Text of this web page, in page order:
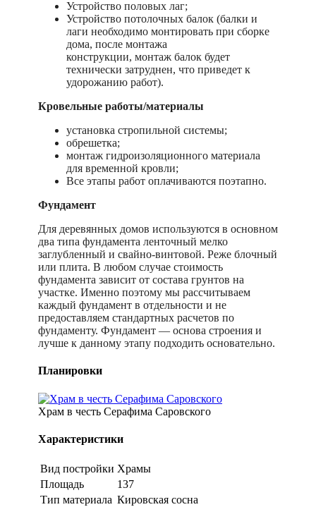
Устройство половых лаг;
Устройство потолочных балок (балки и
лаги необходимо монтировать при сборке
дома, после монтажа
конструкции, монтаж балок будет
технически затруднен, что приведет к
удорожанию работ).
Кровельные работы/материалы
установка стропильной системы;
обрешетка;
монтаж гидроизоляционного материала
для временной кровли;
Все этапы работ оплачиваются поэтапно.
Фундамент
Для деревянных домов используются в основном
два типа фундамента ленточный мелко
заглубленный и свайно-винтовой. Реже блочный
или плита. В любом случае стоимость
фундамента зависит от состава грунтов на
участке. Именно поэтому мы рассчитываем
каждый фундамент в отдельности и не
предоставляем стандартных расчетов по
фундаменту. Фундамент — основа строения и
лучше к данному этапу подходить основательно.
Планировки
Храм в честь Серафима Саровского
Характеристики
Вид постройки Храмы
Площадь
137
Тип материала Кировская сосна